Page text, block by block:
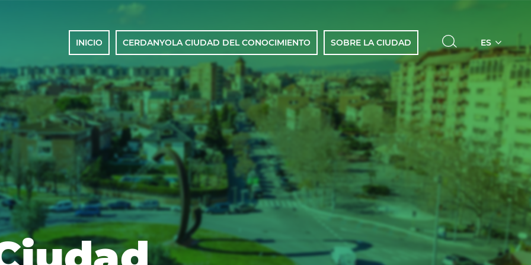
Navegació
principal
INICIO CERDANYOLA CIUDAD DEL CONOCIMIENTO SOBRE LA CIUDAD
Select
your
language